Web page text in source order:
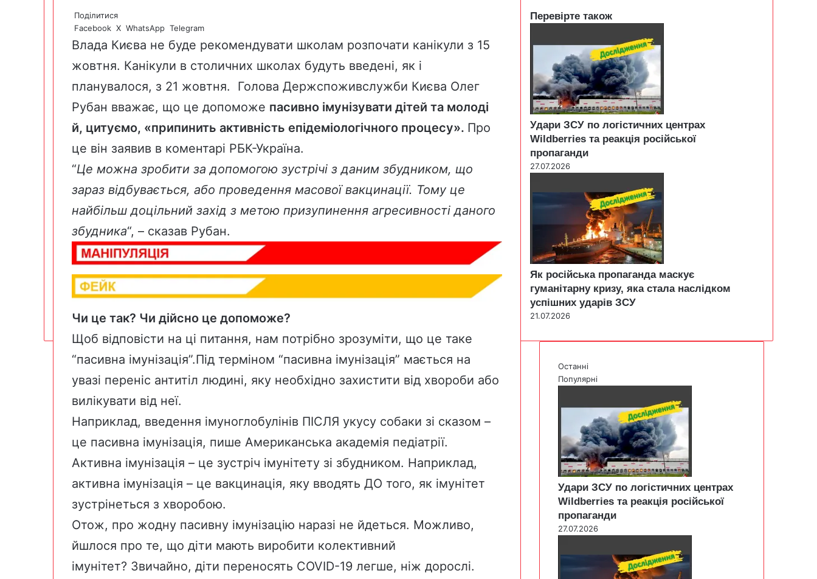
Поділитися
Facebook X WhatsApp Telegram
Влада Києва не буде рекомендувати школам розпочати канікули з 15
жовтня. Канікули в столичних школах будуть введені, як і
планувалося, з 21 жовтня. Голова Держспоживслужби Києва Олег
Рубан вважає, що це допоможе пасивно імунізувати дітей та молоді
й, цитуємо, «припинить активність епідеміологічного процесу». Про
це він заявив в коментарі РБК-Україна.
“Це можна зробити за допомогою зустрічі з даним збудником, що
зараз відбувається, або проведення масової вакцинації. Тому це
найбільш доцільний захід з метою призупинення агресивності даного
збудника“, – сказав Рубан.
Чи це так? Чи дійсно це допоможе?
Щоб відповісти на ці питання, нам потрібно зрозуміти, що це таке
“пасивна імунізація”.Під терміном “пасивна імунізація” мається на
увазі переніс антитіл людині, яку необхідно захистити від хвороби або
вилікувати від неї.
Наприклад, введення імуноглобулінів ПІСЛЯ укусу собаки зі сказом –
це пасивна імунізація, пише Американська академія педіатрії.
Активна імунізація – це зустріч імунітету зі збудником. Наприклад,
активна імунізація – це вакцинація, яку вводять ДО того, як імунітет
зустрінеться з хворобою.
Отож, про жодну пасивну імунізацію наразі не йдеться. Можливо,
йшлося про те, що діти мають виробити колективний
імунітет? Звичайно, діти переносять COVID-19 легше, ніж дорослі.
Перевірте також
Удари ЗСУ по логістичних центрах
Wildberries та реакція російської
пропаганди
27.07.2026
Як російська пропаганда маскує
гуманітарну кризу, яка стала наслідком
успішних ударів ЗСУ
21.07.2026
Останні
Популярні
Удари ЗСУ по логістичних центрах
Wildberries та реакція російської
пропаганди
27.07.2026